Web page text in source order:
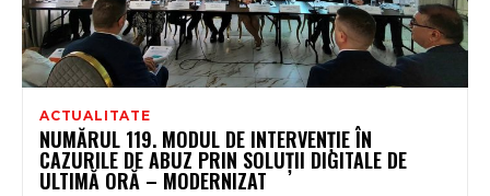
ACTUALITATE
NUMĂRUL 119. MODUL DE INTERVENȚIE ÎN
CAZURILE DE ABUZ PRIN SOLUȚII DIGITALE DE
ULTIMĂ ORĂ – MODERNIZAT